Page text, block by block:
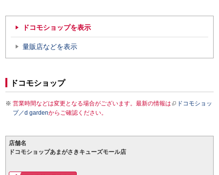
ドコモショップを表示
量販店などを表示
ドコモショップ
営業時間などは変更となる場合がございます。最新の情報は
ドコモショッ
プ／d gardenからご確認ください。
店舗名
ドコモショップあまがさきキューズモール店